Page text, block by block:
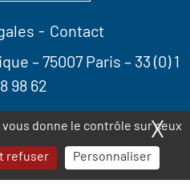
donne le contrôle sur ceux
refuser Personnaliser
X
Contact
– 75007 Paris – 33 (0) 1
98 62